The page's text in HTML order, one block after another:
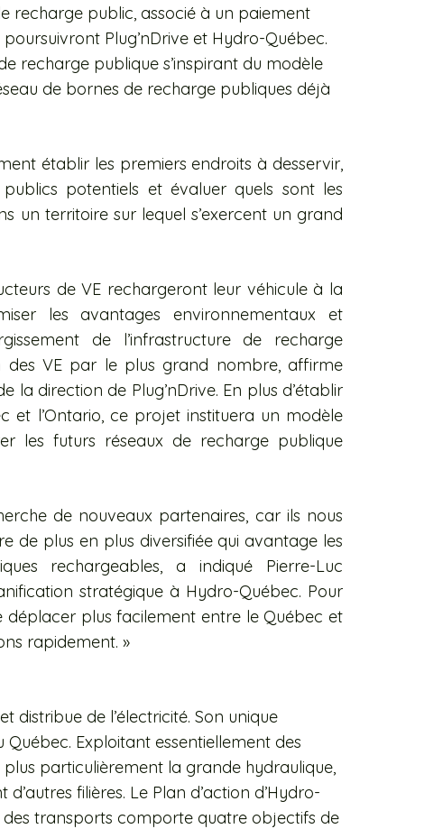
recharge public, associé à un paiement
Plug’nDrive et Hydro-Québec.
recharge publique s’inspirant du modèle
de bornes de recharge publiques déjà
établir les premiers endroits à desservir,
potentiels et évaluer quels sont les
un territoire sur lequel s’exercent un grand
de VE rechargeront leur véhicule à la
les avantages environnementaux et
de l’infrastructure de recharge
des VE par le plus grand nombre, affirme
la direction de Plug’nDrive. En plus d’établir
et l’Ontario, ce projet instituera un modèle
les futurs réseaux de recharge publique
de nouveaux partenaires, car ils nous
de plus en plus diversifiée qui avantage les
rechargeables, a indiqué Pierre-Luc
stratégique à Hydro-Québec. Pour
plus facilement entre le Québec et
rapidement. »
de l’électricité. Son unique
Exploitant essentiellement des
plus particulièrement la grande hydraulique,
filières. Le Plan d’action d’Hydro-
des transports comporte quatre objectifs de